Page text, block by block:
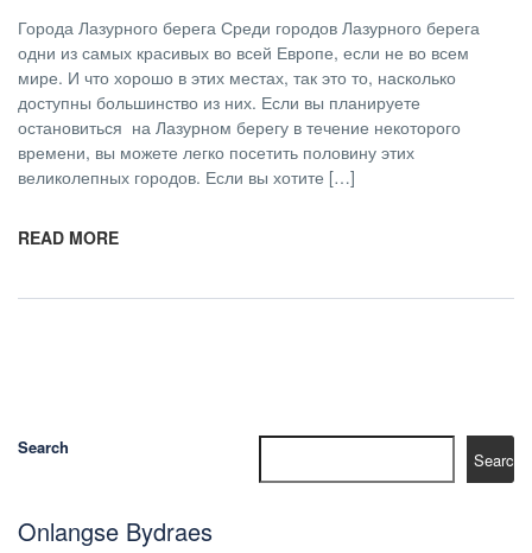
Города Лазурного берега Среди городов Лазурного берега
одни из самых красивых во всей Европе, если не во всем
мире. И что хорошо в этих местах, так это то, насколько
доступны большинство из них. Если вы планируете
остановиться на Лазурном берегу в течение некоторого
времени, вы можете легко посетить половину этих
великолепных городов. Если вы хотите […]
READ MORE
Search
Search
Onlangse Bydraes